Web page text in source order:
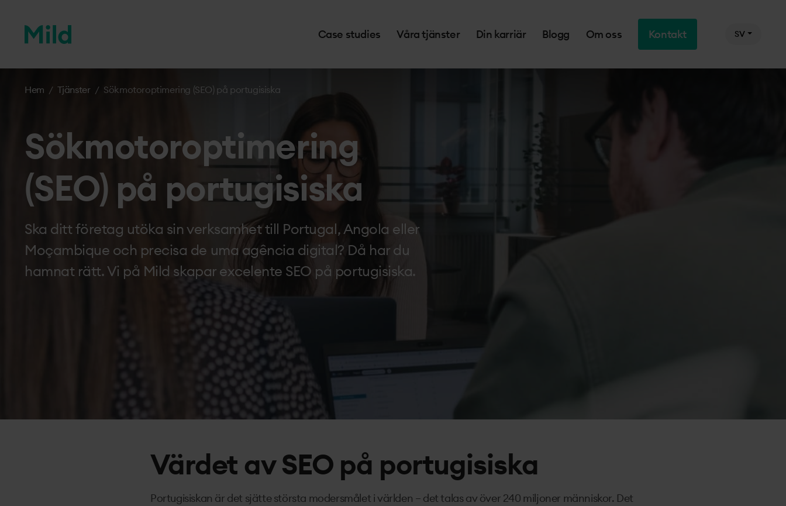
Case studies Våra tjänster Din karriär Blogg Om oss Kontakt SV
Hem / Tjänster / Sökmotor­optimering (SEO) på portugisiska
Sökmotor­optimering
(SEO) på portugisiska
Ska ditt företag utöka sin verksamhet till Portugal, Angola eller
Moçambique och precisa de uma agência digital? Då har du
hamnat rätt. Vi på Mild skapar excelente SEO på portugisiska.
Värdet av SEO på portugisiska
Portugisiskan är det sjätte största modersmålet i världen – det talas av över 240 miljoner människor. Det